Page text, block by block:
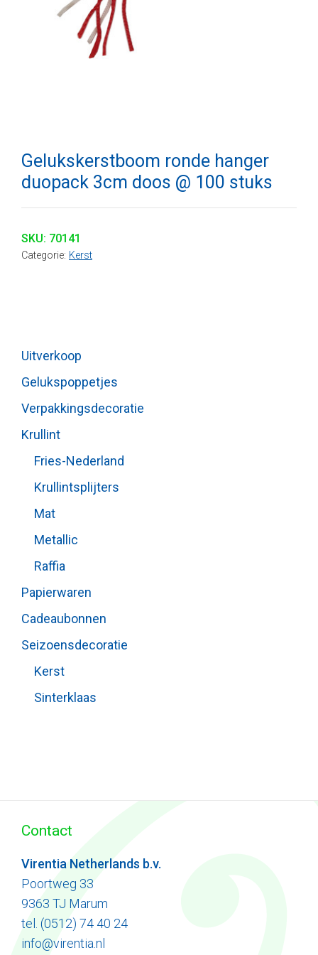
Gelukskerstboom ronde hanger
duopack 3cm doos @ 100 stuks
SKU: 70141
Categorie: Kerst
Uitverkoop
Gelukspoppetjes
Verpakkingsdecoratie
Krullint
Fries-Nederland
Krullintsplijters
Mat
Metallic
Raffia
Papierwaren
Cadeaubonnen
Seizoensdecoratie
Kerst
Sinterklaas
Contact
Virentia Netherlands b.v.
Poortweg 33
9363 TJ Marum
tel. (0512) 74 40 24
info@virentia.nl